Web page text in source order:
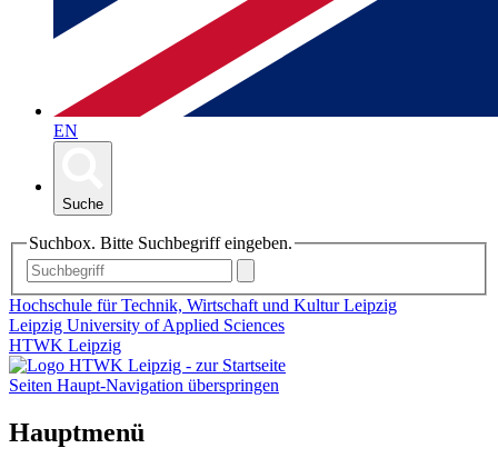
EN
Suche
Suchbox. Bitte Suchbegriff eingeben.
Hochschule für Technik, Wirtschaft und Kultur Leipzig
Leipzig University of Applied Sciences
HTWK Leipzig
Seiten Haupt-Navigation überspringen
Hauptmenü